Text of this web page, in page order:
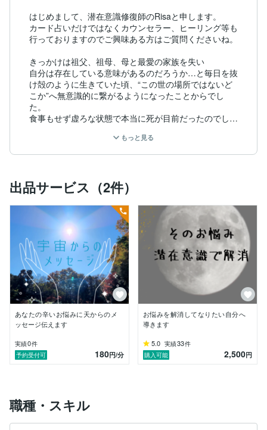
はじめまして、潜在意識修復師のRisaと申します。
カード占いだけではなくカウンセラー、ヒーリング等も
行っておりますのでご興味ある方はご質問くださいね。
きっかけは祖父、祖母、母と最愛の家族を失い
自分は存在している意味があるのだろうか…と毎日を抜
け殻のように生きていた頃、“この世の場所ではないど
こか”へ無意識的に繋がるようになったことからでし
た。
食事もせず虚ろな状態で本当に死が目前だったのでしょ
それから肉体と魂が乖離する感覚、身近な死を乗り越え
られない絶望感…
でも不思議とその“どこか”と繋がってる間は穏やかでい
られました。
この感覚は何なのか、私の存在する意味とは…
そんな時にイシリスと出会い、天と繋がることや潜在意
識を変えることができるんだと学びました。
わからないならとことんまで深く自分を知っていこう
不安ならそれを安心に変えてしまおう
そう思えるようになり"悩みは味方"にしてきました
天はすべてを知っている
ほしい答えはいつだってそこにある
悩みの原因と解決方法は他でもない自分が持っている
お悩みを抱えているあなたにも心が軽くなる感覚を味わ
っていただきたいと思っています。
潜在意識を変換して今までとは違う晴れやかなあなた
本物を試してみませんか？
もっと見る
出品サービス（2件）
あなたの辛いお悩みに天からのメ
ッセージ伝えます
実績0件
予約受付可
180円/分
お悩みを解消してなりたい自分へ
導きます
5.0 実績33件
購入可能
2,500円
職種・スキル